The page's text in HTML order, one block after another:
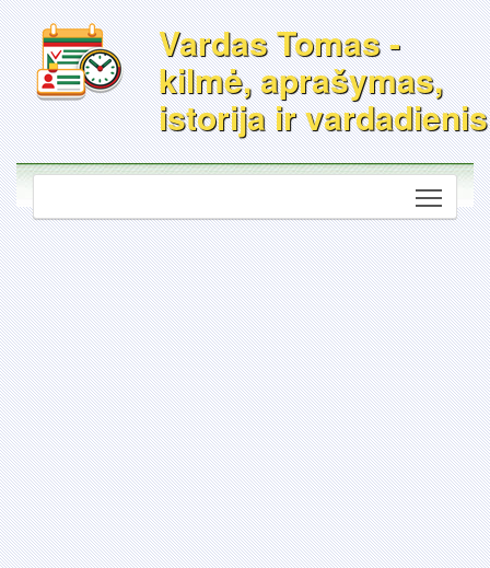
Vardas Tomas -
kilmė, aprašymas,
istorija ir vardadienis